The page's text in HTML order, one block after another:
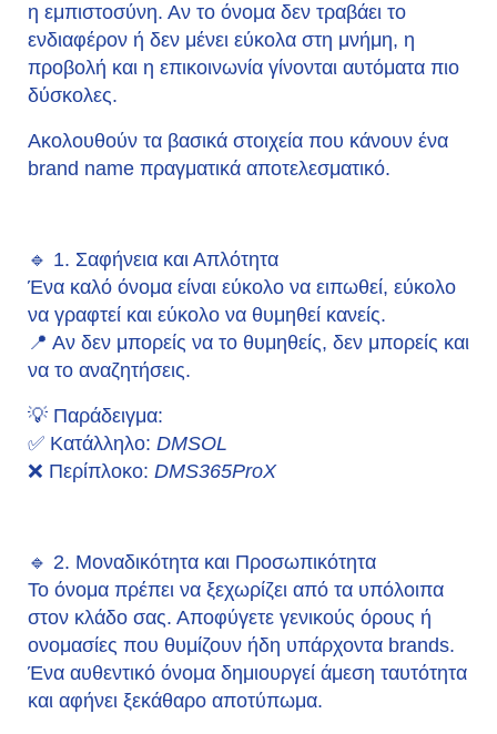
η εμπιστοσύνη. Αν το όνομα δεν τραβάει το
ενδιαφέρον ή δεν μένει εύκολα στη μνήμη, η
προβολή και η επικοινωνία γίνονται αυτόματα πιο
δύσκολες.
Ακολουθούν τα βασικά στοιχεία που κάνουν ένα
brand name πραγματικά αποτελεσματικό.
🔹 1. Σαφήνεια και Απλότητα
Ένα καλό όνομα είναι εύκολο να ειπωθεί, εύκολο
να γραφτεί και εύκολο να θυμηθεί κανείς.
📍 Αν δεν μπορείς να το θυμηθείς, δεν μπορείς και
να το αναζητήσεις.
💡 Παράδειγμα:
✅ Κατάλληλο: DMSOL
❌ Περίπλοκο: DMS365ProX
🔹 2. Μοναδικότητα και Προσωπικότητα
Το όνομα πρέπει να ξεχωρίζει από τα υπόλοιπα
στον κλάδο σας. Αποφύγετε γενικούς όρους ή
ονομασίες που θυμίζουν ήδη υπάρχοντα brands.
Ένα αυθεντικό όνομα δημιουργεί άμεση ταυτότητα
και αφήνει ξεκάθαρο αποτύπωμα.